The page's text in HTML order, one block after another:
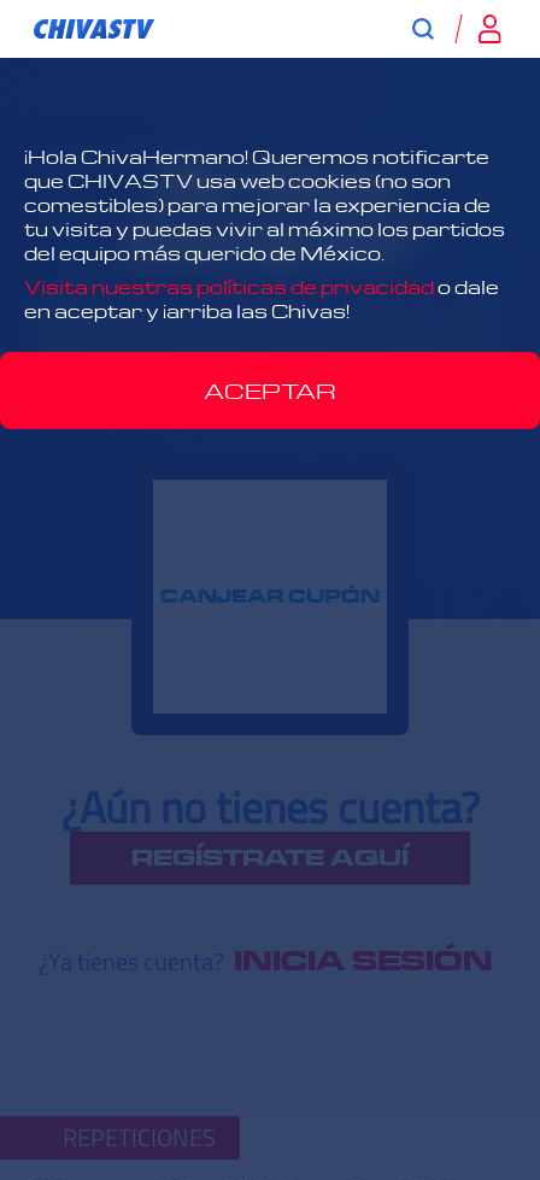
¿No tienes
suscripción?
¡Todo Chivas, todo el tiempo y antes que nadie!
Disfruta el contenido exclusivo y acércate más
que nunca al Rebaño Sagrado.
CANJEAR CUPÓN
¿Aún no tienes cuenta?
REGÍSTRATE AQUÍ
¿Ya tienes cuenta? INICIA SESIÓN
REPETICIONES
¡Hola ChivaHermano! Queremos notificarte
que CHIVASTV usa web cookies (no son
comestibles) para mejorar la experiencia de
tu visita y puedas vivir al máximo los partidos
del equipo más querido de México.
Visita nuestras políticas de privacidado dale
en aceptar y ¡arriba las Chivas!
ACEPTAR